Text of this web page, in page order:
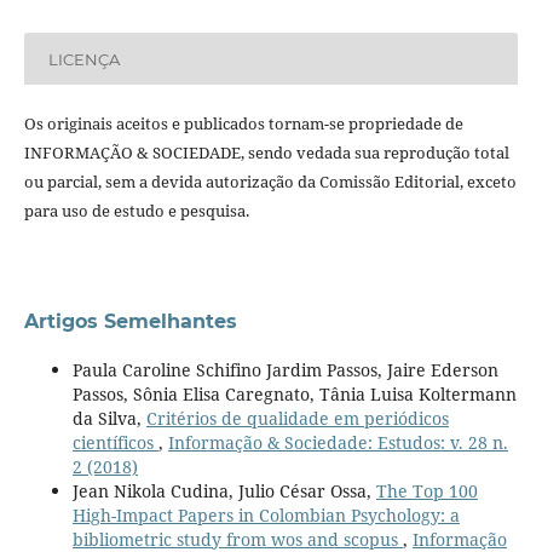
LICENÇA
Os originais aceitos e publicados tornam-se propriedade de
INFORMAÇÃO & SOCIEDADE, sendo vedada sua reprodução total
ou parcial, sem a devida autorização da Comissão Editorial, exceto
para uso de estudo e pesquisa.
Artigos Semelhantes
Paula Caroline Schifino Jardim Passos, Jaire Ederson
Passos, Sônia Elisa Caregnato, Tânia Luisa Koltermann
da Silva, Critérios de qualidade em periódicos
científicos , Informação & Sociedade: Estudos: v. 28 n.
2 (2018)
Jean Nikola Cudina, Julio César Ossa, The Top 100
High-Impact Papers in Colombian Psychology: a
bibliometric study from wos and scopus , Informação